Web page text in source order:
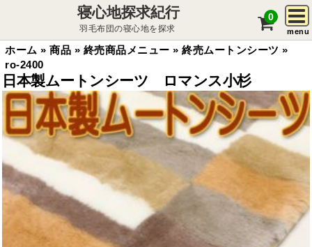
寝心地探求紀行
羽毛布団の寝心地を探求
0
menu
ホーム » 商品 » 終売商品メニュー » 終売ムートンシーツ »
ro-2400
日本製ムートンシーツ ロマンス小杉